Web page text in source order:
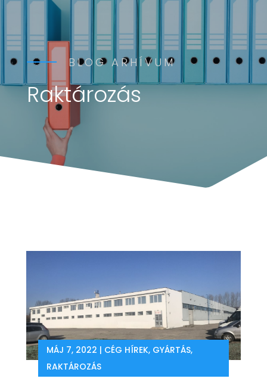
BLOG ARHÍVUM
Raktározás
MÁJ 7, 2022 | CÉG HÍREK, GYÁRTÁS,
RAKTÁROZÁS